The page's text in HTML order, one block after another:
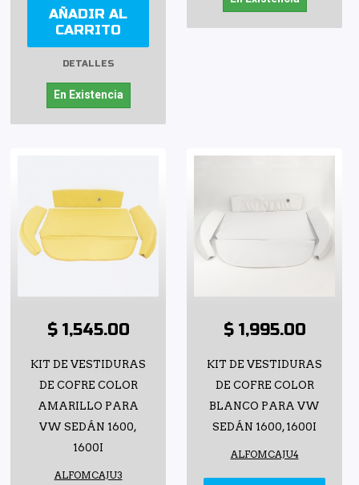
AÑADIR AL
CARRITO
DETALLES
En Existencia
$ 1,545.00
KIT DE VESTIDURAS
DE COFRE COLOR
AMARILLO PARA
VW SEDÁN 1600,
1600I
ALFOMCAJU3
$ 1,995.00
KIT DE VESTIDURAS
DE COFRE COLOR
BLANCO PARA VW
SEDÁN 1600, 1600I
ALFOMCAJU4